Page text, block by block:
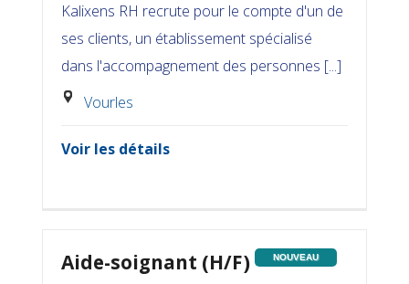
Kalixens RH recrute pour le compte d'un de
ses clients, un établissement spécialisé
dans l'accompagnement des personnes [...]
Vourles
Voir les détails
Aide-soignant (H/F) NOUVEAU